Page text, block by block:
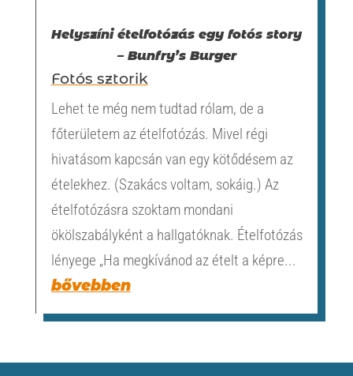
Helyszíni ételfotózás egy fotós story
– Bunfry’s Burger
Fotós sztorik
Lehet te még nem tudtad rólam, de a
főterületem az ételfotózás. Mivel régi
hivatásom kapcsán van egy kötődésem az
ételekhez. (Szakács voltam, sokáig.) Az
ételfotózásra szoktam mondani
ökölszabályként a hallgatóknak. Ételfotózás
lényege „Ha megkívánod az ételt a képre...
bővebben